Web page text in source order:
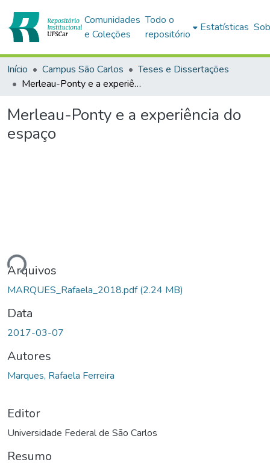
Comunidades
e Coleções
Todo o
repositório
Estatísticas
Início Campus São Carlos
Teses e Dissertações
Merleau-Ponty e a experiência do espaço
Merleau-Ponty e a experiência do
espaço
Arquivos
MARQUES_Rafaela_2018.pdf(2.24 MB)
Data
2017-03-07
Autores
Marques, Rafaela Ferreira
Editor
Universidade Federal de São Carlos
Resumo